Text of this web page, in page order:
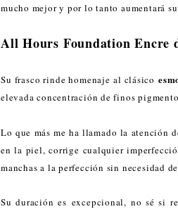
mucho mejor y por lo tanto aumentará
All Hours Foundation Encre
Su frasco rinde homenaje al clásico
elevada concentración de finos
Lo que más me ha llamado la atención
en la piel, corrige cualquier
manchas a la perfección sin necesidad
Su duración es excepcional, no sé si